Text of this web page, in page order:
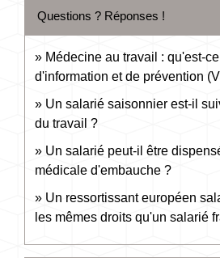
Questions ? Réponses !
Médecine au travail : qu'est-
d'information et de prévention
Un salarié saisonnier est-il
du travail ?
Un salarié peut-il être
médicale d'embauche ?
Un ressortissant européen
les mêmes droits qu'un salarié